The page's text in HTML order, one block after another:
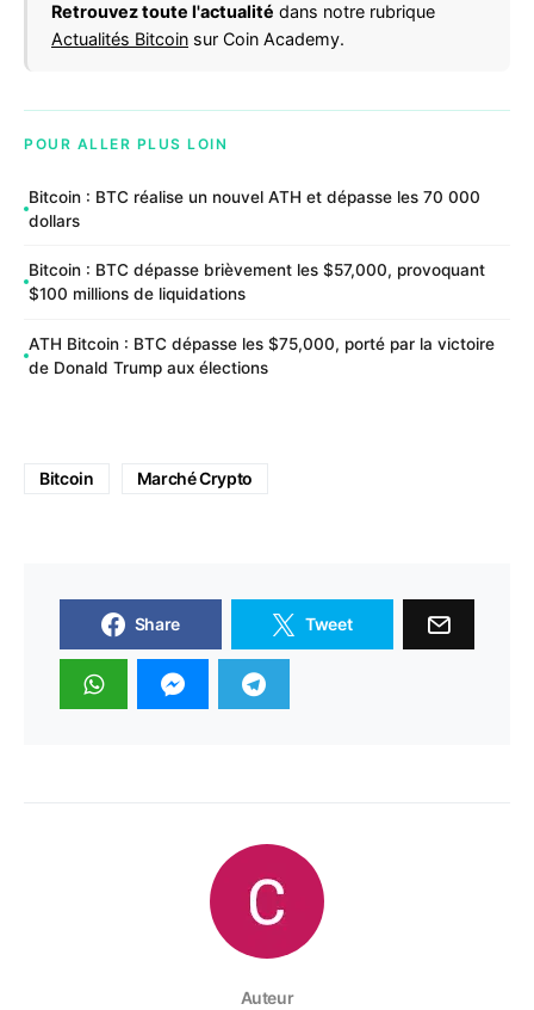
Retrouvez toute l'actualité dans notre rubrique
Actualités Bitcoin sur Coin Academy.
POUR ALLER PLUS LOIN
Bitcoin : BTC réalise un nouvel ATH et dépasse les 70 000
dollars
Bitcoin : BTC dépasse brièvement les $57,000, provoquant
$100 millions de liquidations
ATH Bitcoin : BTC dépasse les $75,000, porté par la victoire
de Donald Trump aux élections
Bitcoin Marché Crypto
Share Tweet
Auteur